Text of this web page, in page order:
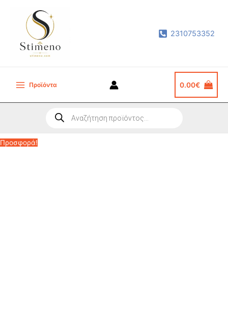
περιεχόμενο
2310753352
Main
Προϊόντα 0.00€
search
Προσφορά!